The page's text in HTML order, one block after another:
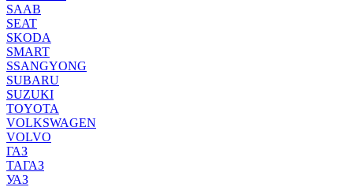
SAAB
SEAT
SKODA
SMART
SSANGYONG
SUBARU
SUZUKI
TOYOTA
VOLKSWAGEN
VOLVO
ГАЗ
ТАГАЗ
УАЗ